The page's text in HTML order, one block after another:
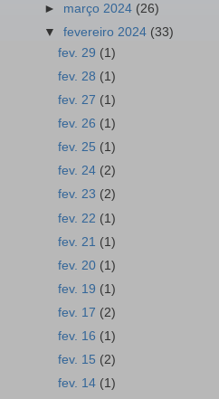
► março 2024 (26)
▼fevereiro 2024 (33)
fev. 29 (1)
fev. 28 (1)
fev. 27 (1)
fev. 26 (1)
fev. 25 (1)
fev. 24 (2)
fev. 23 (2)
fev. 22 (1)
fev. 21 (1)
fev. 20 (1)
fev. 19 (1)
fev. 17 (2)
fev. 16 (1)
fev. 15 (2)
fev. 14 (1)